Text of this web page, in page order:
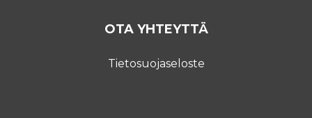
OTA YHTEYTTÄ
Tietosuojaseloste